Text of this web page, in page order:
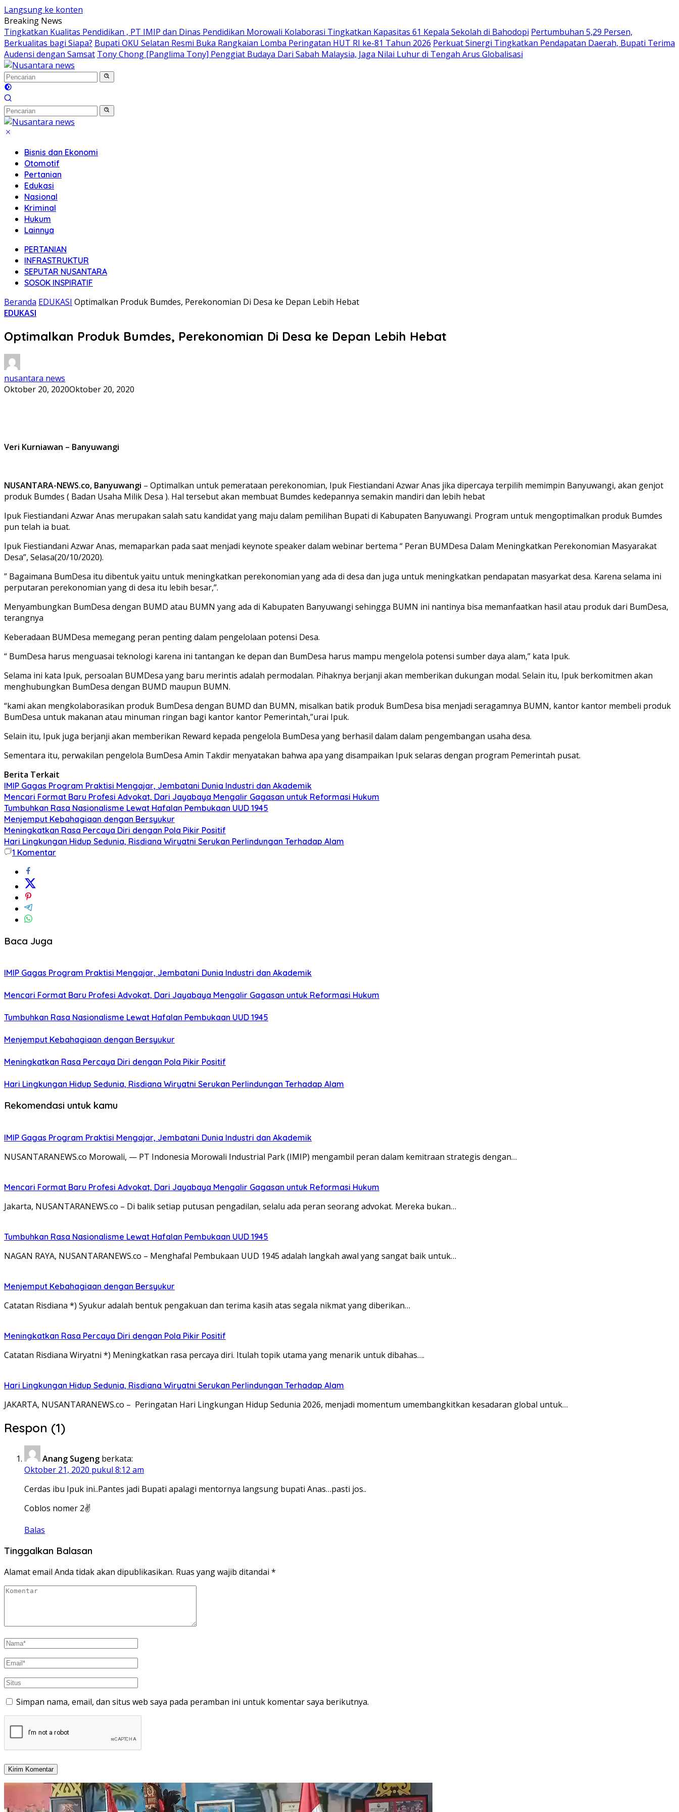
Langsung ke konten
Breaking News
Tingkatkan Kualitas Pendidikan , PT IMIP dan Dinas Pendidikan Morowali Kolaborasi Tingkatkan Kapasitas 61 Kepala Sekolah di Bahodopi Pertumbuhan 5,29 Persen,
Berkualitas bagi Siapa? Bupati OKU Selatan Resmi Buka Rangkaian Lomba Peringatan HUT RI ke-81 Tahun 2026 Perkuat Sinergi Tingkatkan Pendapatan Daerah, Bupati Terima
Audensi dengan Samsat Tony Chong [Panglima Tony] Penggiat Budaya Dari Sabah Malaysia, Jaga Nilai Luhur di Tengah Arus Globalisasi
Bisnis dan Ekonomi
Otomotif
Pertanian
Edukasi
Nasional
Kriminal
Hukum
Lainnya
PERTANIAN
INFRASTRUKTUR
SEPUTAR NUSANTARA
SOSOK INSPIRATIF
Beranda EDUKASI Optimalkan Produk Bumdes, Perekonomian Di Desa ke Depan Lebih Hebat
EDUKASI
Optimalkan Produk Bumdes, Perekonomian Di Desa ke Depan Lebih Hebat
nusantara news
Oktober 20, 2020Oktober 20, 2020
Veri Kurniawan – Banyuwangi
NUSANTARA-NEWS.co, Banyuwangi – Optimalkan untuk pemerataan perekonomian, Ipuk Fiestiandani Azwar Anas jika dipercaya terpilih memimpin Banyuwangi, akan genjot
produk Bumdes ( Badan Usaha Milik Desa ). Hal tersebut akan membuat Bumdes kedepannya semakin mandiri dan lebih hebat
Ipuk Fiestiandani Azwar Anas merupakan salah satu kandidat yang maju dalam pemilihan Bupati di Kabupaten Banyuwangi. Program untuk mengoptimalkan produk Bumdes
pun telah ia buat.
Ipuk Fiestiandani Azwar Anas, memaparkan pada saat menjadi keynote speaker dalam webinar bertema “ Peran BUMDesa Dalam Meningkatkan Perekonomian Masyarakat
Desa”, Selasa(20/10/2020).
” Bagaimana BumDesa itu dibentuk yaitu untuk meningkatkan perekonomian yang ada di desa dan juga untuk meningkatkan pendapatan masyarkat desa. Karena selama ini
perputaran perekonomian yang di desa itu lebih besar,”.
Menyambungkan BumDesa dengan BUMD atau BUMN yang ada di Kabupaten Banyuwangi sehingga BUMN ini nantinya bisa memanfaatkan hasil atau produk dari BumDesa,
terangnya
Keberadaan BUMDesa memegang peran penting dalam pengelolaan potensi Desa.
“ BumDesa harus menguasai teknologi karena ini tantangan ke depan dan BumDesa harus mampu mengelola potensi sumber daya alam,” kata Ipuk.
Selama ini kata Ipuk, persoalan BUMDesa yang baru merintis adalah permodalan. Pihaknya berjanji akan memberikan dukungan modal. Selain itu, Ipuk berkomitmen akan
menghubungkan BumDesa dengan BUMD maupun BUMN.
“kami akan mengkolaborasikan produk BumDesa dengan BUMD dan BUMN, misalkan batik produk BumDesa bisa menjadi seragamnya BUMN, kantor kantor membeli produk
BumDesa untuk makanan atau minuman ringan bagi kantor kantor Pemerintah,”urai Ipuk.
Selain itu, Ipuk juga berjanji akan memberikan Reward kepada pengelola BumDesa yang berhasil dalam dalam pengembangan usaha desa.
Sementara itu, perwakilan pengelola BumDesa Amin Takdir menyatakan bahwa apa yang disampaikan Ipuk selaras dengan program Pemerintah pusat.
Berita Terkait
IMIP Gagas Program Praktisi Mengajar, Jembatani Dunia Industri dan Akademik
Mencari Format Baru Profesi Advokat, Dari Jayabaya Mengalir Gagasan untuk Reformasi Hukum
Tumbuhkan Rasa Nasionalisme Lewat Hafalan Pembukaan UUD 1945
Menjemput Kebahagiaan dengan Bersyukur
Meningkatkan Rasa Percaya Diri dengan Pola Pikir Positif
Hari Lingkungan Hidup Sedunia, Risdiana Wiryatni Serukan Perlindungan Terhadap Alam
1 Komentar
Baca Juga
IMIP Gagas Program Praktisi Mengajar, Jembatani Dunia Industri dan Akademik
Mencari Format Baru Profesi Advokat, Dari Jayabaya Mengalir Gagasan untuk Reformasi Hukum
Tumbuhkan Rasa Nasionalisme Lewat Hafalan Pembukaan UUD 1945
Menjemput Kebahagiaan dengan Bersyukur
Meningkatkan Rasa Percaya Diri dengan Pola Pikir Positif
Hari Lingkungan Hidup Sedunia, Risdiana Wiryatni Serukan Perlindungan Terhadap Alam
Rekomendasi untuk kamu
IMIP Gagas Program Praktisi Mengajar, Jembatani Dunia Industri dan Akademik
NUSANTARANEWS.co Morowali, — PT Indonesia Morowali Industrial Park (IMIP) mengambil peran dalam kemitraan strategis dengan…
Mencari Format Baru Profesi Advokat, Dari Jayabaya Mengalir Gagasan untuk Reformasi Hukum
Jakarta, NUSANTARANEWS.co – Di balik setiap putusan pengadilan, selalu ada peran seorang advokat. Mereka bukan…
Tumbuhkan Rasa Nasionalisme Lewat Hafalan Pembukaan UUD 1945
NAGAN RAYA, NUSANTARANEWS.co – Menghafal Pembukaan UUD 1945 adalah langkah awal yang sangat baik untuk…
Menjemput Kebahagiaan dengan Bersyukur
Catatan Risdiana *) Syukur adalah bentuk pengakuan dan terima kasih atas segala nikmat yang diberikan…
Meningkatkan Rasa Percaya Diri dengan Pola Pikir Positif
Catatan Risdiana Wiryatni *) Meningkatkan rasa percaya diri. Itulah topik utama yang menarik untuk dibahas….
Hari Lingkungan Hidup Sedunia, Risdiana Wiryatni Serukan Perlindungan Terhadap Alam
JAKARTA, NUSANTARANEWS.co – Peringatan Hari Lingkungan Hidup Sedunia 2026, menjadi momentum umembangkitkan kesadaran global untuk…
Respon (1)
Anang Sugeng berkata:
Oktober 21, 2020 pukul 8:12 am
Cerdas ibu Ipuk ini..Pantes jadi Bupati apalagi mentornya langsung bupati Anas…pasti jos..
Coblos nomer 2✌️
Balas
Tinggalkan Balasan
Alamat email Anda tidak akan dipublikasikan. Ruas yang wajib ditandai *
Simpan nama, email, dan situs web saya pada peramban ini untuk komentar saya berikutnya.